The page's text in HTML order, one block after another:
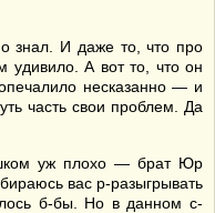
знал. И даже то, что про
А вот то, что он
несказанно — и
часть свои проблем. Да
уж плохо — брат Юр
вас р-разыгрывать
б-бы. Но в данном с-